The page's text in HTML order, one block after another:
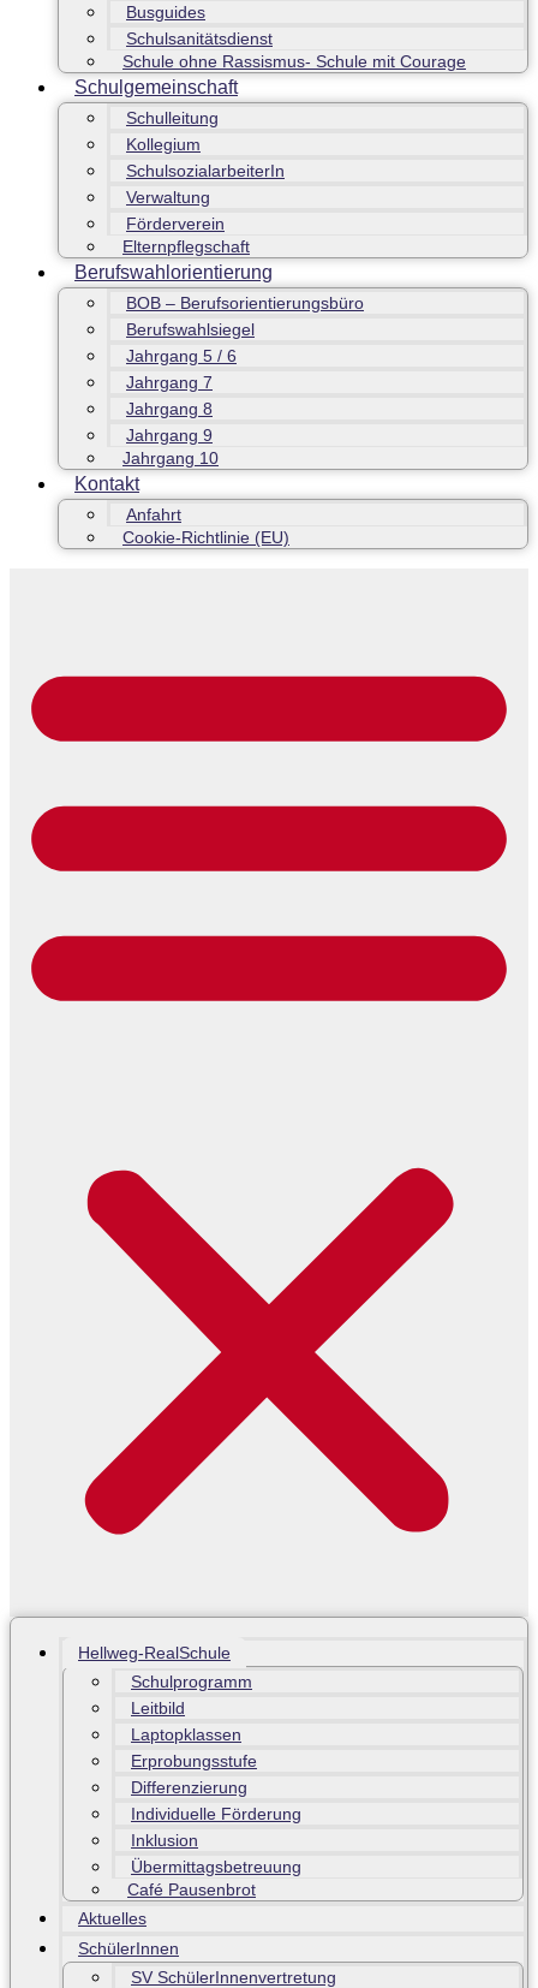
Busguides
Schulsanitätsdienst
Schule ohne Rassismus- Schule mit Courage
Schulgemeinschaft
Schulleitung
Kollegium
SchulsozialarbeiterIn
Verwaltung
Förderverein
Elternpflegschaft
Berufswahlorientierung
BOB – Berufsorientierungsbüro
Berufswahlsiegel
Jahrgang 5 / 6
Jahrgang 7
Jahrgang 8
Jahrgang 9
Jahrgang 10
Kontakt
Anfahrt
Cookie-Richtlinie (EU)
Hellweg-RealSchule
Schulprogramm
Leitbild
Laptopklassen
Erprobungsstufe
Differenzierung
Individuelle Förderung
Inklusion
Übermittagsbetreuung
Café Pausenbrot
Aktuelles
SchülerInnen
SV SchülerInnenvertretung